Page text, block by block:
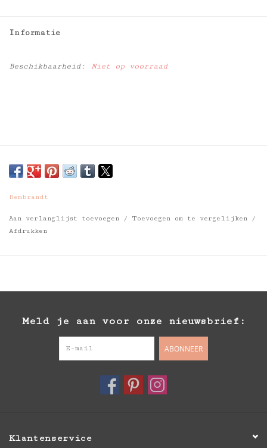
Informatie
Beschikbaarheid: Niet op voorraad
Rembrandt
Aan verlanglijst toevoegen / Toevoegen om te vergelijken
/
Afdrukken
Meld je aan voor onze nieuwsbrief:
ABONNEER
Klantenservice